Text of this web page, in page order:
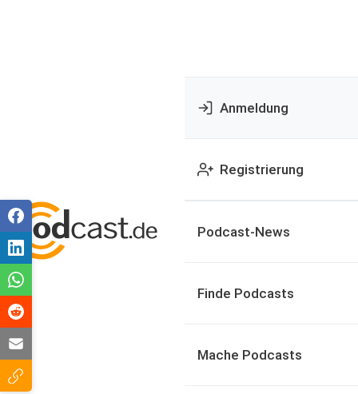
Anmeldung
Registrierung
Podcast-News
Finde Podcasts
Mache Podcasts